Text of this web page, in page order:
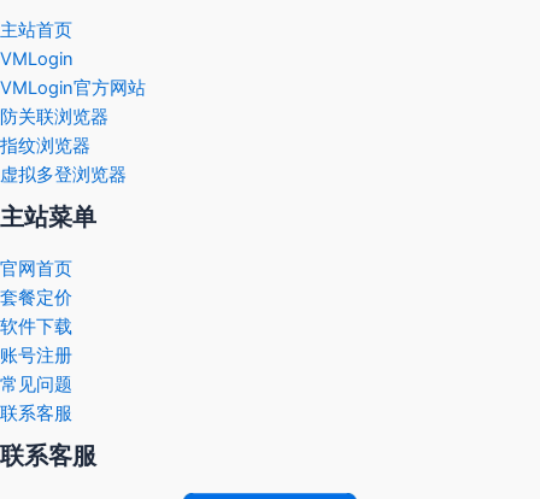
主站首页
VMLogin
VMLogin官方网站
防关联浏览器
指纹浏览器
虚拟多登浏览器
主站菜单
官网首页
套餐定价
软件下载
账号注册
常见问题
联系客服
联系客服